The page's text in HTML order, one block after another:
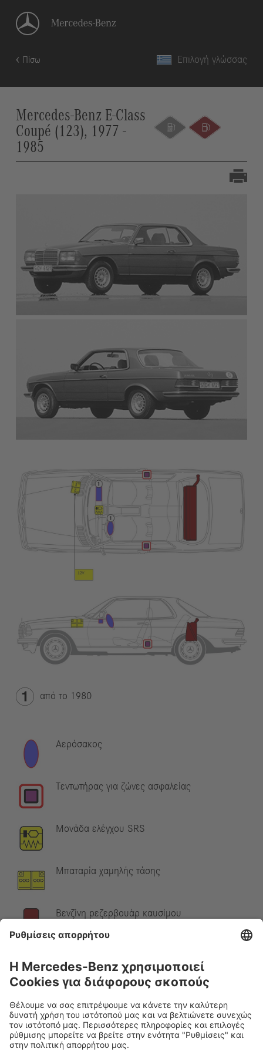
Πίσω Επιλογή γλώσσας
Mercedes-Benz E-Class
Coupé (123), 1977 -
1985
από το 1980
Αερόσακος
Τεντωτήρας για ζώνες ασφαλείας
Μονάδα ελέγχου SRS
Μπαταρία χαμηλής τάσης
Βενζίνη pεζερβουάρ καυσίμου
Υπόδειξη:Λεπτομερείς πληροφορίες δίνονται στονοδηγό
διάσωσης.